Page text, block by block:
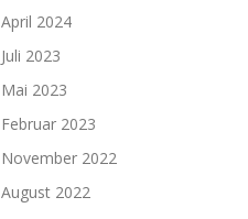
April 2024
Juli 2023
Mai 2023
Februar 2023
November 2022
August 2022